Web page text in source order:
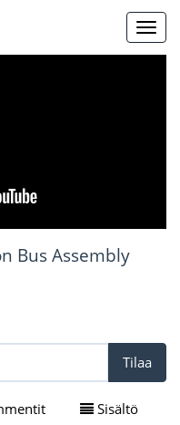
Bus Assembly
Tilaa
Sisältö